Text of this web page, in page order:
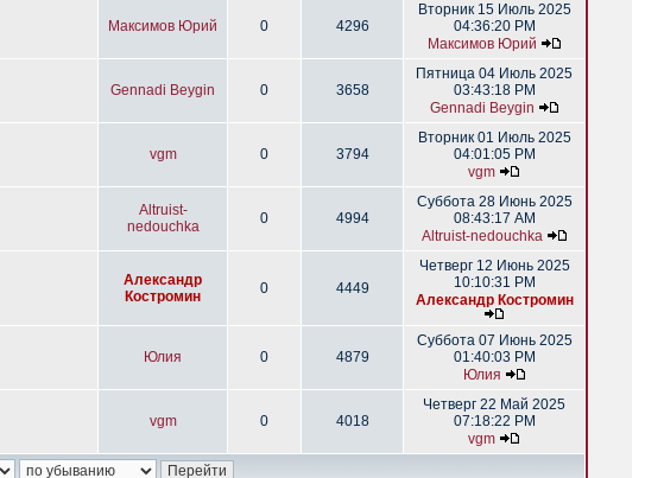
Максимов Юрий 0 4296
Вторник 15 Июль 2025
04:36:20 PM
Максимов Юрий
Gennadi Beygin 0 3658
Пятница 04 Июль 2025
03:43:18 PM
Gennadi Beygin
vgm 0 3794
Вторник 01 Июль 2025
04:01:05 PM
vgm
Altruist-
nedouchka
0 4994
Суббота 28 Июнь 2025
08:43:17 AM
Altruist-nedouchka
Александр
Костромин
0 4449
Четверг 12 Июнь 2025
10:10:31 PM
Александр Костромин
Юлия 0 4879
Суббота 07 Июнь 2025
01:40:03 PM
Юлия
vgm 0 4018
Четверг 22 Май 2025
07:18:22 PM
vgm